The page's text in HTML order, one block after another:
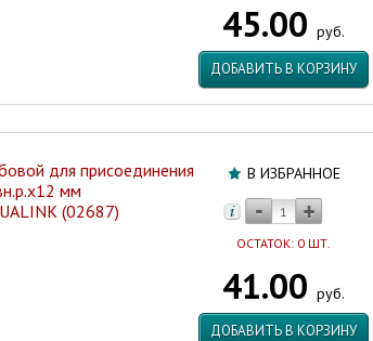
45.00 руб.
ДОБАВИТЬ В КОРЗИНУ
В ИЗБРАННОЕ
ОСТАТОК: 0 ШТ.
41.00 руб.
ДОБАВИТЬ В КОРЗИНУ
для присоединения
мм
(02687)